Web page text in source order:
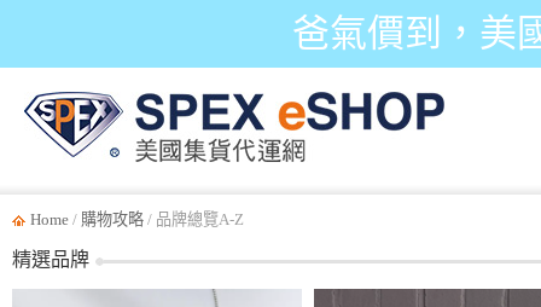
爸氣價到，美
Home / 購物攻略 / 品牌總覽A-Z
精選品牌